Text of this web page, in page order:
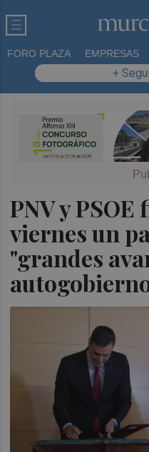
FORO PLAZA EMPRESAS
+
PNV y
viernes un
"grandes